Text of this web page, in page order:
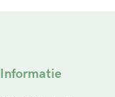
Informatie